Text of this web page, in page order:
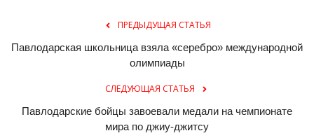
ПРЕДЫДУЩАЯ СТАТЬЯ
Павлодарская школьница взяла «серебро» международной
олимпиады
СЛЕДУЮЩАЯ СТАТЬЯ
Павлодарские бойцы завоевали медали на чемпионате
мира по джиу-джитсу